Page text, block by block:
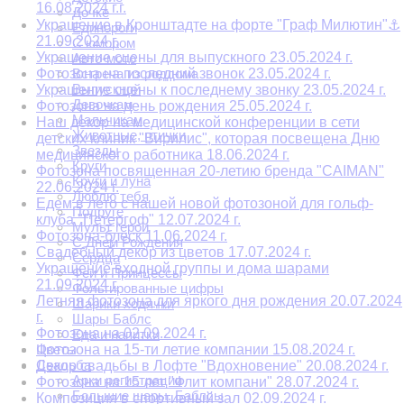
Дочке
Единороги
С юмором
Авто-мото
Встреча из роддома
Выпускной
Девочкам
Мальчикам
Животные, птички
Звезды
Круги
Круги и луна
Люблю тебя
Подруге
Мульт герои
С Днем Рождения
Сердца
Феи и Принцессы
Фольгированные цифры
Шарики ходячки
Шары Баблс
Еда и напитки
Цветы
Свадьба
Арки регистрации
Большие шары. Баблсы
16.08.2024 г.г.
Украшение в Кронштадте на форте "Граф Милютин"⚓
21.09.2024 г.
Украшение сцены для выпускного 23.05.2024 г.
Фотозона на последний звонок 23.05.2024 г.
Украшение сцены к последнему звонку 23.05.2024 г.
Фотозона на день рождения 25.05.2024 г.
Наш декор на медицинской конференции в сети
детских клиник "Вирилис", которая посвещена Дню
медицинского работника 18.06.2024 г.
Фотозона посвященная 20-летию бренда "CAIMAN"
22.06.2024 г.
Едем в лето с нашей новой фотозоной для гольф-
клуба "Петергоф" 12.07.2024 г.
Фотозона-блеск 11.06.2024 г.
Свадебный декор из цветов 17.07.2024 г.
Украшение входной группы и дома шарами
21.09.2024 г.
Летняя фотозона для яркого дня рождения 20.07.2024
г.
Фотозона на 02.09.2024 г.
Фотозона на 15-ти летие компании 15.08.2024 г.
Декор свадьбы в Лофте "Вдохновение" 20.08.2024 г.
Фотозона на 15 лет "Флит компани" 28.07.2024 г.
Композиция в спортивный зал 02.09.2024 г.